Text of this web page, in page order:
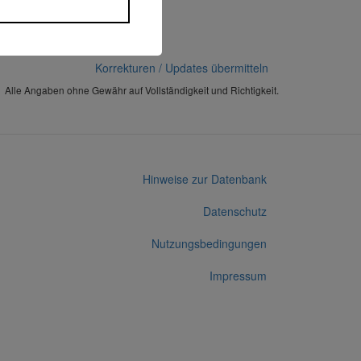
Korrekturen / Updates übermitteln
Alle Angaben ohne Gewähr auf Vollständigkeit und Richtigkeit.
Hinweise zur Datenbank
Datenschutz
Nutzungsbedingungen
Impressum